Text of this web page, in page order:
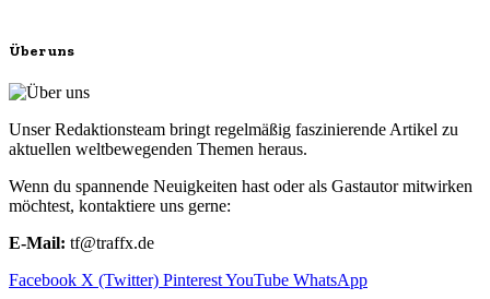
Über uns
Unser Redaktionsteam bringt regelmäßig faszinierende Artikel zu
aktuellen weltbewegenden Themen heraus.
Wenn du spannende Neuigkeiten hast oder als Gastautor mitwirken
möchtest, kontaktiere uns gerne:
E-Mail: tf@traffx.de
Facebook X (Twitter) PinterestYouTube WhatsApp